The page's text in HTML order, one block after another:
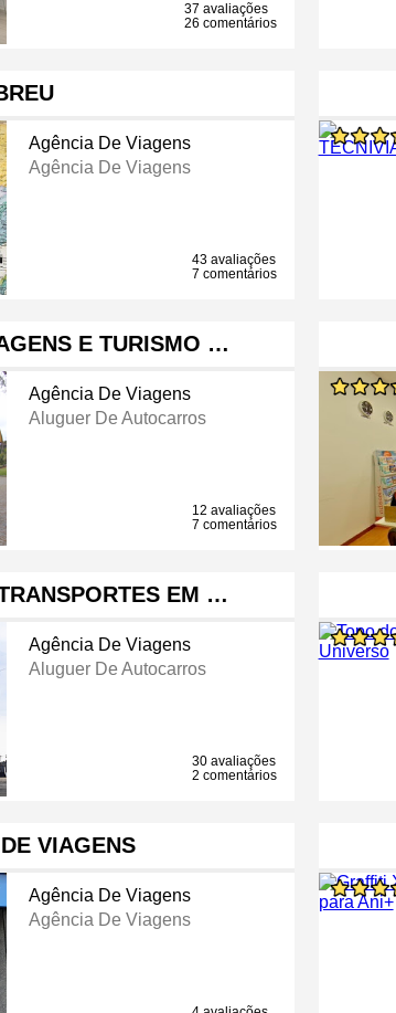
37 avaliações
26 comentários
Agência De Viagens
Agência De Viagens
43 avaliações
7 comentários
E TURISMO …
Agência De Viagens
Aluguer De Autocarros
12 avaliações
7 comentários
EM …
Agência De Viagens
Aluguer De Autocarros
30 avaliações
2 comentários
VIAGENS
Agência De Viagens
Agência De Viagens